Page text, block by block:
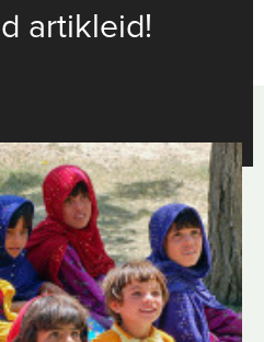
artikleid!